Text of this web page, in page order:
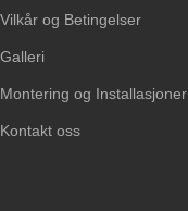
Vilkår og Betingelser
Galleri
Montering og Installasjoner
Kontakt oss